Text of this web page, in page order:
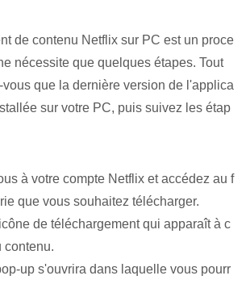
de contenu Netflix sur PC est un proce
nécessite que quelques étapes. Tout
que la dernière version de l'applica
sur votre PC, puis suivez les étap
à votre compte Netflix et accédez au f
que vous souhaitez télécharger.
de téléchargement qui apparaît à c
contenu.
up s'ouvrira dans laquelle vous pourr